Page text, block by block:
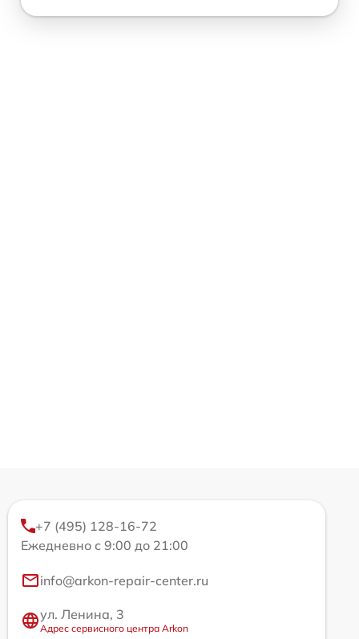
+7 (495) 128-16-72
Ежедневно с 9:00 до 21:00
info@arkon-repair-center.ru
ул. Ленина, 3
Адрес сервисного центра Arkon